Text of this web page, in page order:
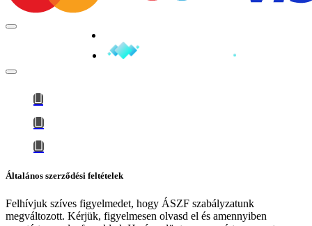
Általános szerződési feltételek
Felhívjuk szíves figyelmedet, hogy ÁSZF szabályzatunk
megváltozott. Kérjük, figyelmesen olvasd el és amennyiben